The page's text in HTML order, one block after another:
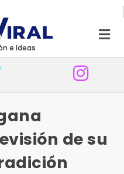
e Ideas
de su